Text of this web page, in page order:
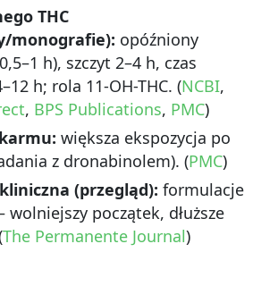
THC
monografie): opóźniony
h), szczyt 2–4 h, czas
h; rola 11-OH-THC. (NCBI,
, BPS Publications, PMC)
większa ekspozycja po
z dronabinolem). (PMC)
(przegląd): formulacje
początek, dłuższe
The Permanente Journal)